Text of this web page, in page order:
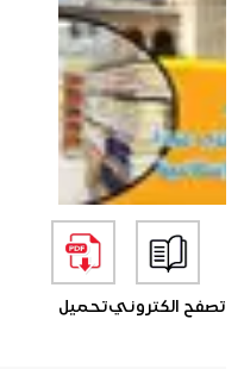
تصفح الكترونيتحميل